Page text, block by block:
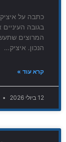
כתבה על
בגובה
המרוצים
הנכון. איציק…
קרא עוד »
12 ביולי 2026